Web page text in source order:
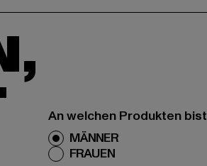
An welchen Produkten
MÄNNER
FRAUEN